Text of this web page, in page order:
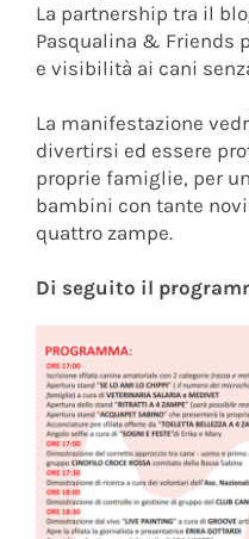
La partnership tra il
Pasqualina & Friends
e visibilità ai cani
La manifestazione
divertirsi ed essere
proprie famiglie, per
bambini con tante
quattro zampe.
Di seguito il